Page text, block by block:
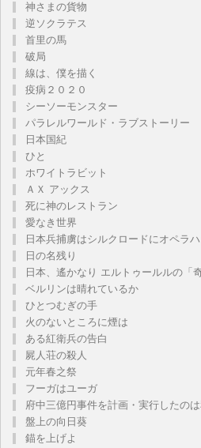
神さまの貨物
逆ソクラテス
首里の馬
破局
線は、僕を描く
疫病２０２０
シーソーモンスター
パラレルワールド・ラブストーリー
日本国紀
ひと
ホワイトラビット
ＡＸ アックス
死に神のレストラン
愛なき世界
日本兵捕虜はシルクロードにオペラ
日の名残り
日本、遙かなり エルトゥールルの
ベルリンは晴れているか
ひとつむぎの手
火のないところに煙は
ある紅衛兵の告白
屍人荘の殺人
元年春之祭
フーガはユーガ
府中三億円事件を計画・実行したのは
盤上の向日葵
錨を上げよ